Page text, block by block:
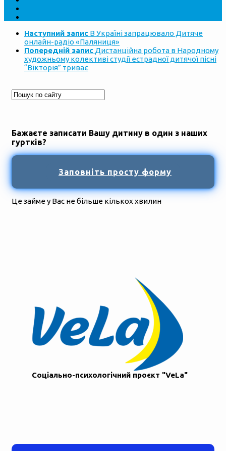
Наступний запис В Україні запрацювало Дитяче
онлайн-радіо «Паляниця»
Попередній запис Дистанційна робота в Народному
художньому колективі студії естрадної дитячої пісні
“Вікторія” триває
Бажаєте записати Вашу дитину в один з наших
гуртків?
Заповніть просту форму
Це займе у Вас не більше кількох хвилин
Соціально-психологічний проєкт "VeLa"